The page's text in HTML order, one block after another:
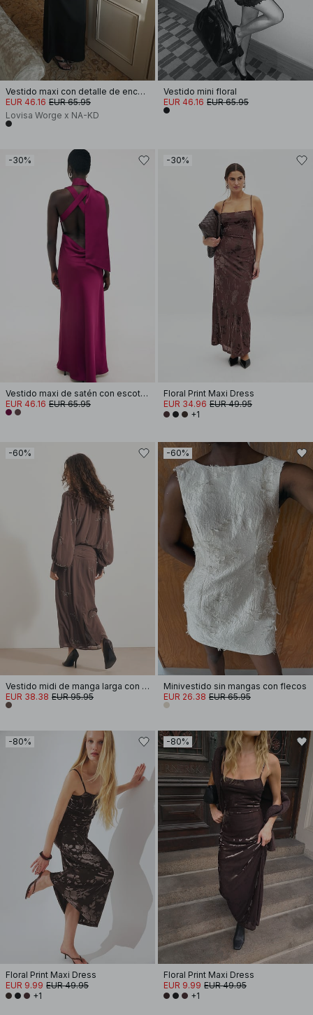
Vestido maxi con detalle de encaje
EUR 46.16 EUR 65.95
Lovisa Worge x NA-KD
Vestido mini floral
EUR 46.16 EUR 65.95
-30%
Vestido maxi de satén con escote redondo y pañuelo
EUR 46.16 EUR 65.95
-30%
Floral Print Maxi Dress
EUR 34.96 EUR 49.95
+1
-60%
Vestido midi de manga larga con pedrería
EUR 38.38 EUR 95.95
-60%
Minivestido sin mangas con flecos
EUR 26.38 EUR 65.95
-80%
Floral Print Maxi Dress
EUR 9.99 EUR 49.95
+1
-80%
Floral Print Maxi Dress
EUR 9.99 EUR 49.95
+1